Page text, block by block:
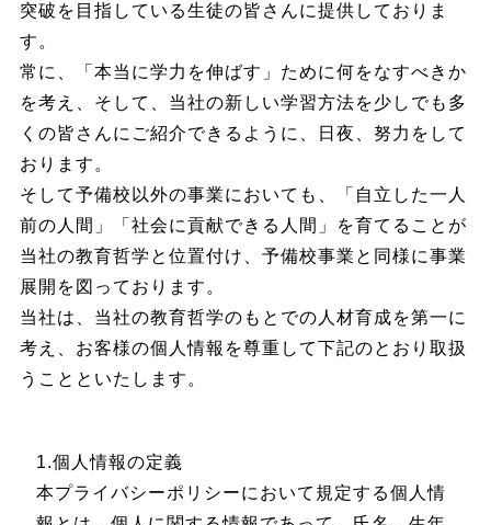
突破を目指している生徒の皆さんに提供しておりま
す。
常に、「本当に学力を伸ばす」ために何をなすべきか
を考え、そして、当社の新しい学習方法を少しでも多
くの皆さんにご紹介できるように、日夜、努力をして
おります。
そして予備校以外の事業においても、「自立した一人
前の人間」「社会に貢献できる人間」を育てることが
当社の教育哲学と位置付け、予備校事業と同様に事業
展開を図っております。
当社は、当社の教育哲学のもとでの人材育成を第一に
考え、お客様の個人情報を尊重して下記のとおり取扱
うことといたします。
1.個人情報の定義
本プライバシーポリシーにおいて規定する個人情